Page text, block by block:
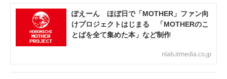
ぽえーん ほぼ日で「MOTHER」ファン向
けプロジェクトはじまる 「MOTHERのこ
とばを全て集めた本」など制作
nlab.itmedia.co.jp